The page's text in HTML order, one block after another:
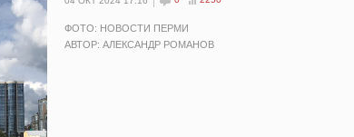
ФОТО: НОВОСТИ ПЕРМИ
АВТОР: АЛЕКСАНДР РОМАНОВ